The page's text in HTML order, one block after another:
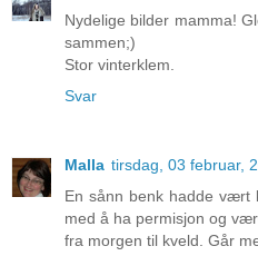
Nydelige bilder mamma!
sammen;)
Stor vinterklem.
Svar
Malla tirsdag, 03 februar,
En sånn benk hadde vært
med å ha permisjon og
fra morgen til kveld. Går